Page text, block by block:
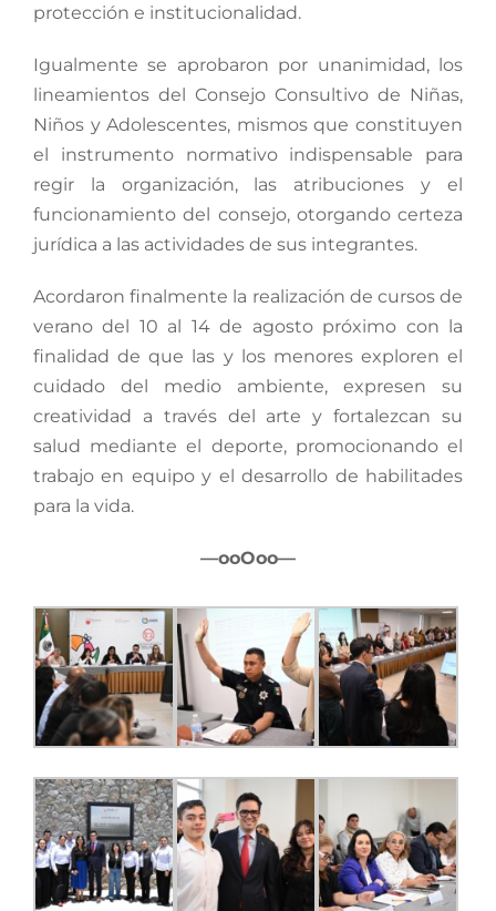
protección e institucionalidad.
Igualmente se aprobaron por unanimidad, los
lineamientos del Consejo Consultivo de Niñas,
Niños y Adolescentes, mismos que constituyen
el instrumento normativo indispensable para
regir la organización, las atribuciones y el
funcionamiento del consejo, otorgando certeza
jurídica a las actividades de sus integrantes.
Acordaron finalmente la realización de cursos de
verano del 10 al 14 de agosto próximo con la
finalidad de que las y los menores exploren el
cuidado del medio ambiente, expresen su
creatividad a través del arte y fortalezcan su
salud mediante el deporte, promocionando el
trabajo en equipo y el desarrollo de habilitades
para la vida.
—ooOoo—